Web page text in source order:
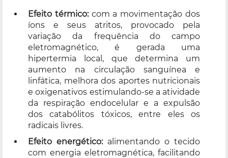
Efeito térmico:com a movimentação dos
íons e seus atritos, provocado pela
variação da frequência do campo
eletromagnético, é gerada uma
hipertermia local, que determina um
aumento na circulação sanguínea e
linfática, melhora dos aportes nutricionais
e oxigenativos estimulando-se a atividade
da respiração endocelular e a expulsão
dos catabólitos tóxicos, entre eles os
radicais livres.
Efeito energético: alimentando o tecido
com energia eletromagnética, facilitando